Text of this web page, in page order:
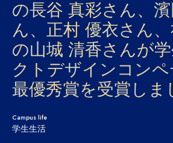
学部・大学院・センター
入試
学生生活
研究・産学官連携
社会連携
の長谷 真彩さん、濱
ん、正村 優衣さん
の山城 清香さんが
クトデザインコン
最優秀賞を受賞しま
Campus life
学生生活